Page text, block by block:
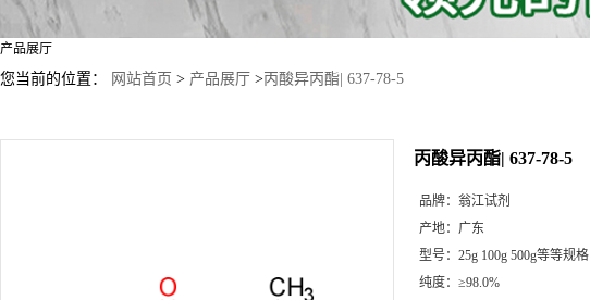
产品展厅
您当前的位置： 网站首页 > 产品展厅 >丙酸异丙酯| 637-78-5
丙酸异丙酯| 637-78-5
品牌： 翁江试剂
产地： 广东
型号： 25g 100g 500g等等规格
纯度： ≥98.0%